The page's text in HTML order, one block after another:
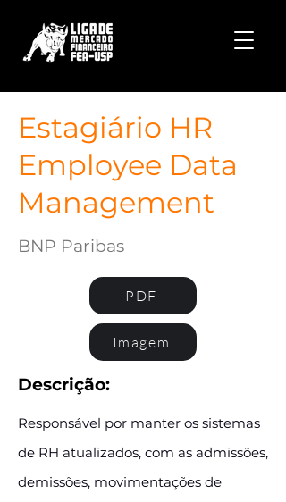
Estagiário HR
Employee Data
Management
BNP Paribas
PDF
Imagem
Descrição:
Responsável por manter os sistemas
de RH atualizados, com as admissões,
demissões, movimentações de